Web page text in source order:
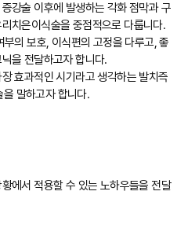
강술 이후에 발생하는 각화 점막과 구
치은이식술을 중점적으로 다룹니다.
의 보호, 이식편의 고정을 다루고, 좋
을 전달하고자 합니다.
효과적인 시기라고 생각하는 발치즉
말하고자 합니다.
에서 적용할 수 있는 노하우들을 전달